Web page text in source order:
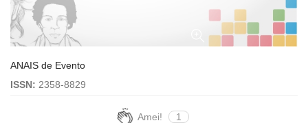
ANAIS de Evento
ISSN: 2358-8829
Amei! 1